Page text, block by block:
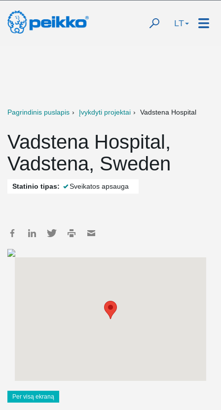
LT
Pagrindinis puslapis Įvykdyti projektai Vadstena Hospital
Vadstena Hospital,
Vadstena, Sweden
Statinio tipas: Sveikatos apsauga
Per visą ekraną